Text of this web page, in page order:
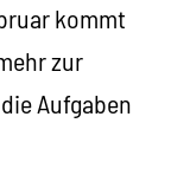
kommt
zur
Aufgaben